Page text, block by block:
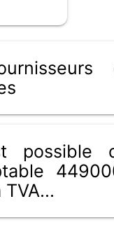
possible
TVA...